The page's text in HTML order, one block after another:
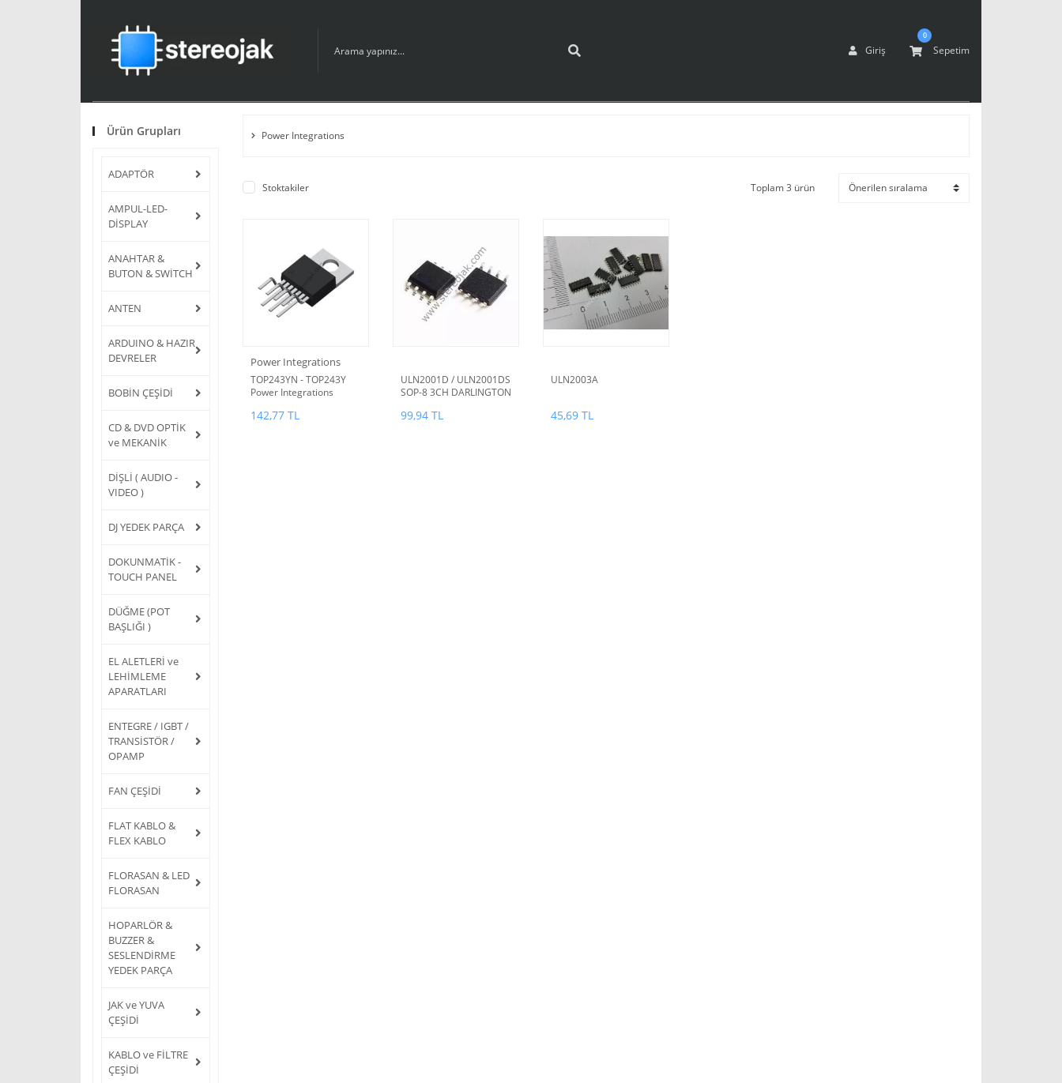
Giriş Sepetim
0
Ürün Grupları
ADAPTÖR
AMPUL-LED-
DİSPLAY
ANAHTAR &
BUTON & SWİTCH
ANTEN
ARDUINO & HAZIR
DEVRELER
BOBİN ÇEŞİDİ
CD & DVD OPTİK
ve MEKANİK
DİŞLİ ( AUDIO -
VIDEO )
DJ YEDEK PARÇA
DOKUNMATİK -
TOUCH PANEL
DÜĞME (POT
BAŞLIĞI )
EL ALETLERİ ve
LEHİMLEME
APARATLARI
ENTEGRE / IGBT /
TRANSİSTÖR /
OPAMP
FAN ÇEŞİDİ
FLAT KABLO &
FLEX KABLO
FLORASAN & LED
FLORASAN
HOPARLÖR &
BUZZER &
SESLENDİRME
YEDEK PARÇA
JAK ve YUVA
ÇEŞİDİ
KABLO ve FİLTRE
ÇEŞİDİ
Power Integrations
Stoktakiler Toplam 3 ürün
Power Integrations
TOP243YN - TOP243Y
Power Integrations
85-265 VAC 45W 230
142,77 TL
ULN2001D / ULN2001DS
SOP-8 3CH DARLINGTON
99,94 TL
ULN2003A
45,69 TL